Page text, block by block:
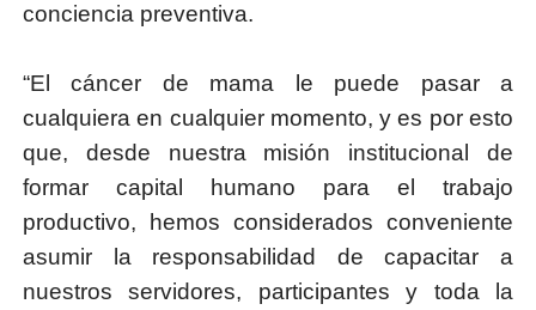
conciencia preventiva.
“El cáncer de mama le puede pasar a
cualquiera en cualquier momento, y es por esto
que, desde nuestra misión institucional de
formar capital humano para el trabajo
productivo, hemos considerados conveniente
asumir la responsabilidad de capacitar a
nuestros servidores, participantes y toda la